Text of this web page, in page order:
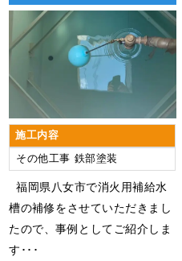
施工内容
その他工事 鉄部塗装
福岡県八女市で消火用補給水
槽の補修をさせていただきまし
たので、事例としてご紹介しま
す･･･